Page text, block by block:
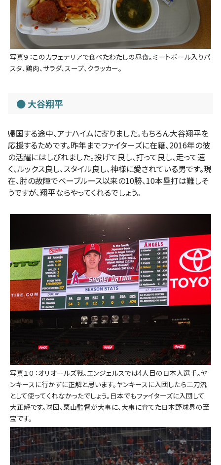
写真９：このカフェテリアで食べたわたしの昼食。ミートボール入りパ
スタ、鶏肉、サラダ、スープ、クラッカー。
大谷翔平
帰国する途中、アナハイムに寄りました。もちろん大谷翔平を
応援するためです。昨年までファイターズに在籍、2016年の彼
の活躍にはしびれました。投げて良し、打って良し、走って速
く、ルックス良し、スタイル良し、神様に愛されている男です。現
在、肘の故障でベーブルース以来の10勝、10本塁打は難しそ
うですが、翔平ならやってくれるでしょう。
写真１０：オリオールズ戦。エンジェルスでは4人目の日本人選手。ヤ
ンキースに行かずに正解と思います。ヤンキースに入団したら二刀流
として使ってくれなかったでしょう。日本でもファイターズに入団して
大正解です。球団、栗山監督が大事に、大事に育てた日本野球界の至
宝です。